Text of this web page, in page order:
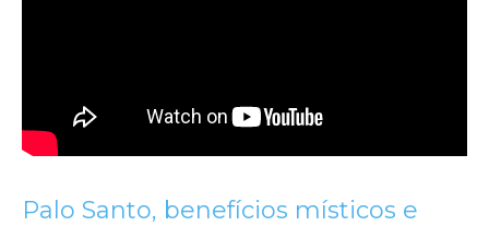
Palo Santo, benefícios místicos e